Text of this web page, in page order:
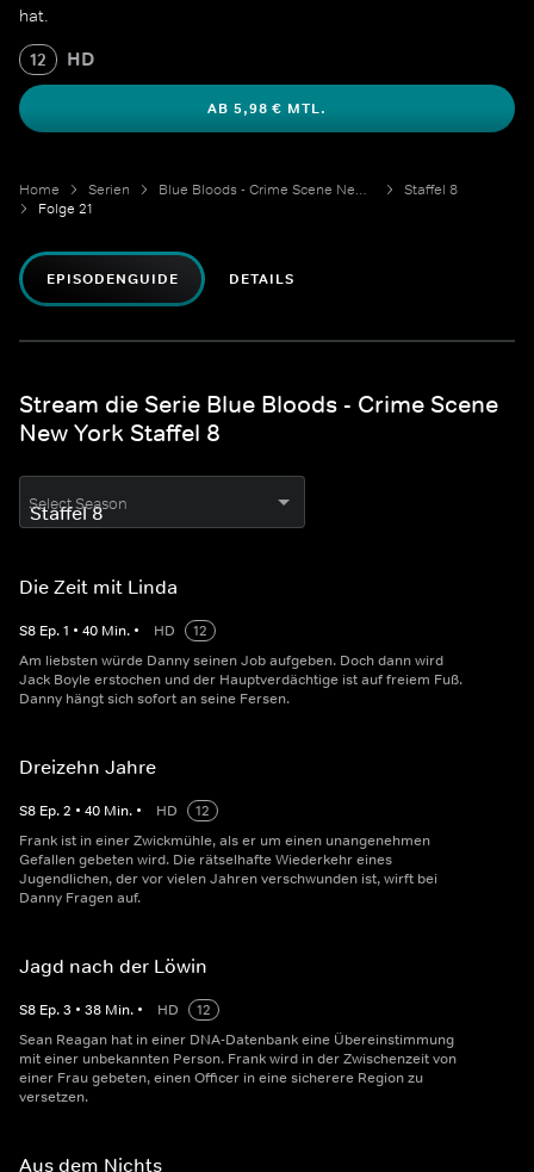
hat.
12 HD
AB 5,98 € MTL.
Home Serien Blue Bloods - Crime Scene New York
Staffel 8
Folge 21
EPISODENGUIDE DETAILS
Stream die Serie Blue Bloods - Crime Scene
New York Staffel 8
Select Season
Die Zeit mit Linda
S8 Ep.1 • 40 Min. • HD
12
Am liebsten würde Danny seinen Job aufgeben. Doch dann wird
Jack Boyle erstochen und der Hauptverdächtige ist auf freiem Fuß.
Danny hängt sich sofort an seine Fersen.
Dreizehn Jahre
S8 Ep.2 • 40 Min. • HD
12
Frank ist in einer Zwickmühle, als er um einen unangenehmen
Gefallen gebeten wird. Die rätselhafte Wiederkehr eines
Jugendlichen, der vor vielen Jahren verschwunden ist, wirft bei
Danny Fragen auf.
Jagd nach der Löwin
S8 Ep.3 • 38 Min. • HD
12
Sean Reagan hat in einer DNA-Datenbank eine Übereinstimmung
mit einer unbekannten Person. Frank wird in der Zwischenzeit von
einer Frau gebeten, einen Officer in eine sicherere Region zu
versetzen.
Aus dem Nichts